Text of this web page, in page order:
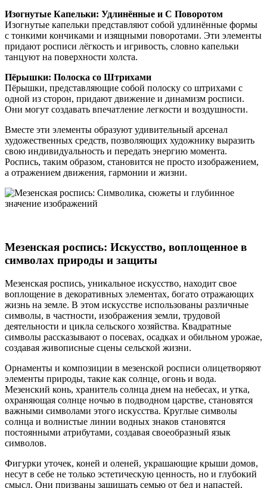
Изогнутые Капельки: Удлинённые и С Поворотом
Изогнутые капельки представляют собой удлинённые формы
с тонкими кончиками и изящными поворотами. Эти элементы
придают росписи лёгкость и игривость, словно капельки
танцуют на поверхности холста.
Пёрышки: Полоска со Штрихами
Пёрышки, представляющие собой полоску со штрихами с
одной из сторон, придают движение и динамизм росписи.
Они могут создавать впечатление легкости и воздушности.
Вместе эти элементы образуют удивительный арсенал
художественных средств, позволяющих художнику выразить
свою индивидуальность и передать энергию момента.
Роспись, таким образом, становится не просто изображением,
а отражением движения, гармонии и жизни.
Мезенская роспись: Искусство, воплощенное в
символах природы и защиты
Мезенская роспись, уникальное искусство, находит свое
воплощение в декоративных элементах, богато отражающих
жизнь на земле. В этом искусстве использованы различные
символы, в частности, изображения земли, трудовой
деятельности и цикла сельского хозяйства. Квадратные
символы рассказывают о посевах, осадках и обильном урожае,
создавая живописные сцены сельской жизни.
Орнаменты и композиции в мезенской росписи олицетворяют
элементы природы, такие как солнце, огонь и вода.
Мезенский конь, хранитель солнца днем на небесах, и утка,
охраняющая солнце ночью в подводном царстве, становятся
важными символами этого искусства. Круглые символы
солнца и волнистые линии водных знаков становятся
постоянными атрибутами, создавая своеобразный язык
символов.
Фигурки уточек, коней и оленей, украшающие крыши домов,
несут в себе не только эстетическую ценность, но и глубокий
смысл. Они призваны защищать семью от бед и напастей,